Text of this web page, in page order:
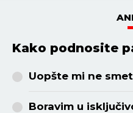
Kako podnosite
Uopšte mi ne
Boravim u